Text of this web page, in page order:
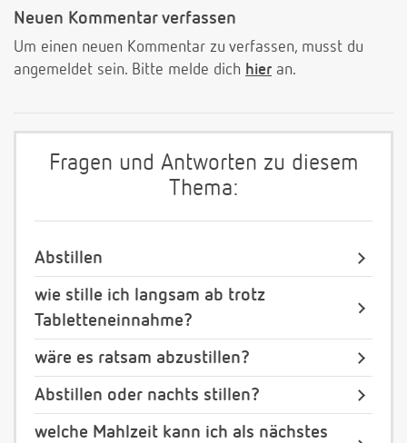
Neuen Kommentar verfassen
Um einen neuen Kommentar zu verfassen, musst du
angemeldet sein. Bitte melde dich hier an.
Fragen und Antworten zu diesem
Thema:
Abstillen
wie stille ich langsam ab trotz
Tabletteneinnahme?
wäre es ratsam abzustillen?
Abstillen oder nachts stillen?
welche Mahlzeit kann ich als nächstes